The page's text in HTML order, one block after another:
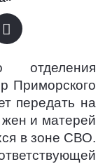
отделения
Приморского
передать на
и матерей
в зоне СВО.